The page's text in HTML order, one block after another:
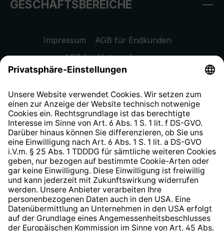
GESCHÄFTSBEREICHE
Impressum
AGB für Endkunden
AGB für Unternehmen
Datenschutzhinweis
Widerrufsrecht
Hinweisgeberschutzsystem
Barrierefreiheit